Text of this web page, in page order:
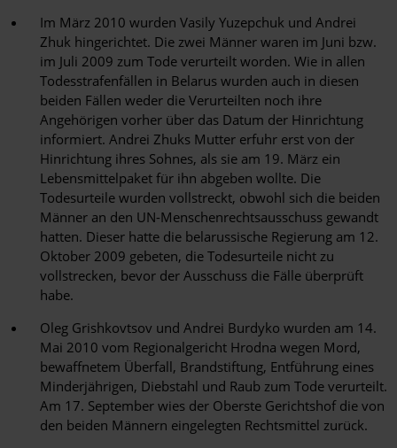
Im März 2010 wurden Vasily Yuzepchuk und Andrei
Zhuk hingerichtet. Die zwei Männer waren im Juni bzw.
im Juli 2009 zum Tode verurteilt worden. Wie in allen
Todesstrafenfällen in Belarus wurden auch in diesen
beiden Fällen weder die Verurteilten noch ihre
Angehörigen vorher über das Datum der Hinrichtung
informiert. Andrei Zhuks Mutter erfuhr erst von der
Hinrichtung ihres Sohnes, als sie am 19. März ein
Lebensmittelpaket für ihn abgeben wollte. Die
Todesurteile wurden vollstreckt, obwohl sich die beiden
Männer an den UN-Menschenrechtsausschuss gewandt
hatten. Dieser hatte die belarussische Regierung am 12.
Oktober 2009 gebeten, die Todesurteile nicht zu
vollstrecken, bevor der Ausschuss die Fälle überprüft
habe.
Oleg Grishkovtsov und Andrei Burdyko wurden am 14.
Mai 2010 vom Regionalgericht Hrodna wegen Mord,
bewaffnetem Überfall, Brandstiftung, Entführung eines
Minderjährigen, Diebstahl und Raub zum Tode verurteilt.
Am 17. September wies der Oberste Gerichtshof die von
den beiden Männern eingelegten Rechtsmittel zurück.